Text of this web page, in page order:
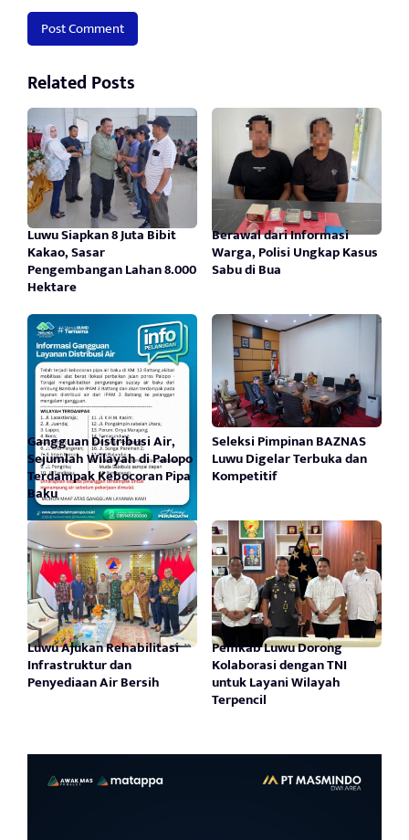
Related Posts
Luwu Siapkan 8 Juta Bibit
Kakao, Sasar
Pengembangan Lahan 8.000
Hektare
Berawal dari Informasi
Warga, Polisi Ungkap Kasus
Sabu di Bua
Gangguan Distribusi Air,
Sejumlah Wilayah di Palopo
Terdampak Kebocoran Pipa
Baku
Seleksi Pimpinan BAZNAS
Luwu Digelar Terbuka dan
Kompetitif
Luwu Ajukan Rehabilitasi
Infrastruktur dan
Penyediaan Air Bersih
Pemkab Luwu Dorong
Kolaborasi dengan TNI
untuk Layani Wilayah
Terpencil